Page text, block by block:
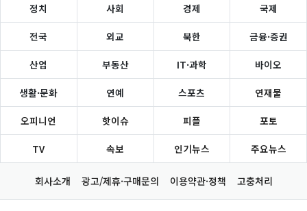
정치 사회 경제 국제
전국 외교 북한 금융·증권
산업 부동산 IT·과학 바이오
생활·문화 연예 스포츠 연재물
오피니언 핫이슈 피플 포토
TV 속보 인기뉴스 주요뉴스
회사소개 광고/제휴·구매문의 이용약관·정책 고충처리